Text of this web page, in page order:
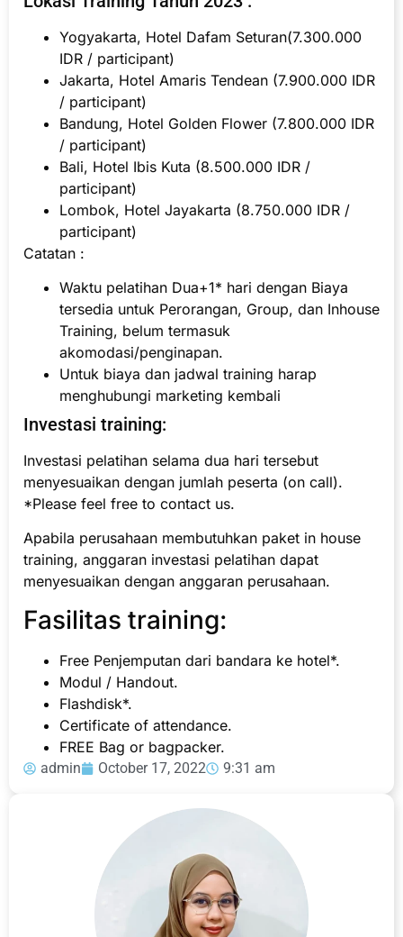
Yogyakarta, Hotel Dafam Seturan(7.300.000
IDR / participant)
Jakarta, Hotel Amaris Tendean (7.900.000 IDR
/ participant)
Bandung, Hotel Golden Flower (7.800.000 IDR
/ participant)
Bali, Hotel Ibis Kuta (8.500.000 IDR /
participant)
Lombok, Hotel Jayakarta (8.750.000 IDR /
participant)
Catatan :
Waktu pelatihan Dua+1* hari dengan Biaya
tersedia untuk Perorangan, Group, dan Inhouse
Training, belum termasuk
akomodasi/penginapan.
Untuk biaya dan jadwal training harap
menghubungi marketing kembali
Investasi training:
Investasi pelatihan selama dua hari tersebut
menyesuaikan dengan jumlah peserta (on call).
*Please feel free to contact us.
Apabila perusahaan membutuhkan paket in house
training, anggaran investasi pelatihan dapat
menyesuaikan dengan anggaran perusahaan.
Fasilitas training:
Free Penjemputan dari bandara ke hotel*.
Modul / Handout.
Flashdisk*.
Certificate of attendance.
FREE Bag or bagpacker.
admin October 17, 2022 9:31 am